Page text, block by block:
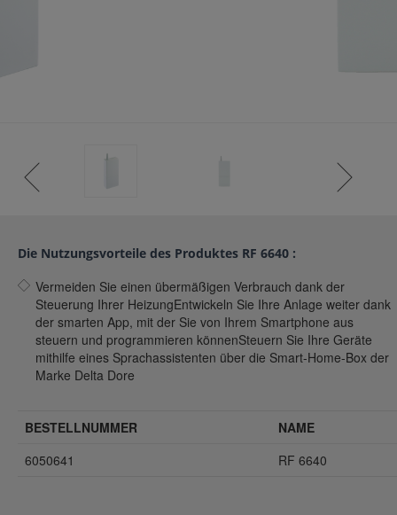
Die Nutzungsvorteile des Produktes RF 6640 :
Vermeiden Sie einen übermäßigen Verbrauch dank der
Steuerung Ihrer HeizungEntwickeln Sie Ihre Anlage weiter dank
der smarten App, mit der Sie von Ihrem Smartphone aus
steuern und programmieren könnenSteuern Sie Ihre Geräte
mithilfe eines Sprachassistenten über die Smart-Home-Box der
Marke Delta Dore
BESTELLNUMMER
NAME
6050641
RF 6640